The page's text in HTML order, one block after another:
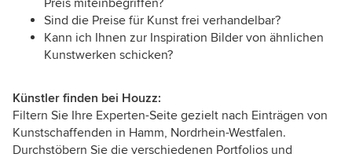
Preis miteinbegriffen?
Sind die Preise für Kunst frei verhandelbar?
Kann ich Ihnen zur Inspiration Bilder von ähnlichen
Kunstwerken schicken?
Künstler finden bei Houzz:
Filtern Sie Ihre Experten-Seite gezielt nach Einträgen von
Kunstschaffenden in Hamm, Nordrhein-Westfalen.
Durchstöbern Sie die verschiedenen Portfolios und